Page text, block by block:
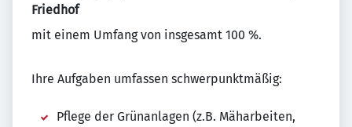
Friedhof
mit einem Umfang von insgesamt 100 %.
Ihre Aufgaben umfassen schwerpunktmäßig:
Pflege der Grünanlagen (z.B. Mäharbeiten,